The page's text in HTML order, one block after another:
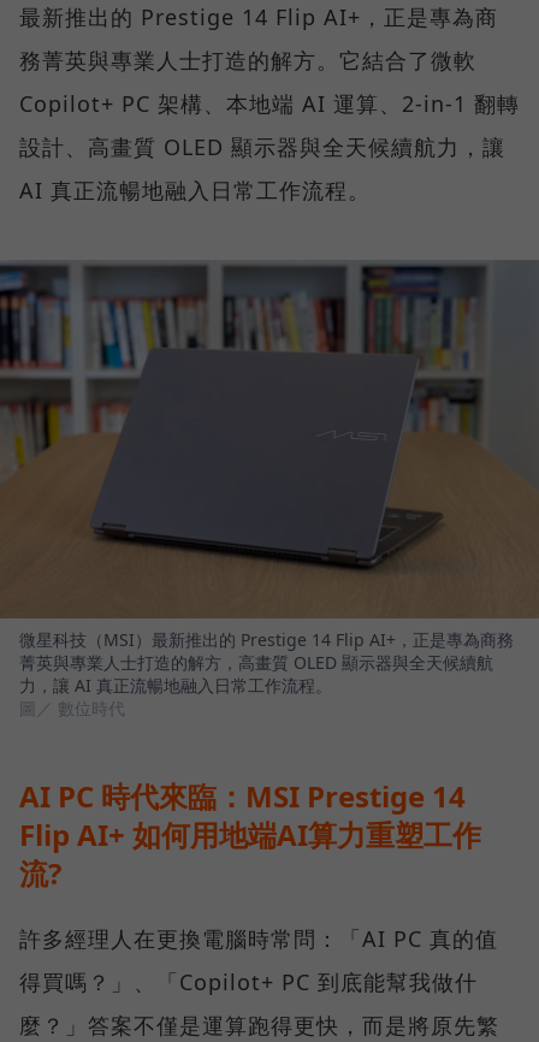
最新推出的 Prestige 14 Flip AI+，正是專為商
務菁英與專業人士打造的解方。它結合了微軟
Copilot+ PC 架構、本地端 AI 運算、2-in-1 翻轉
設計、高畫質 OLED 顯示器與全天候續航力，讓
AI 真正流暢地融入日常工作流程。
微星科技（MSI）最新推出的 Prestige 14 Flip AI+，正是專為商務
菁英與專業人士打造的解方，高畫質 OLED 顯示器與全天候續航
力，讓 AI 真正流暢地融入日常工作流程。
圖／ 數位時代
AI PC 時代來臨：MSI Prestige 14
Flip AI+ 如何用地端AI算力重塑工作
流?
許多經理人在更換電腦時常問：「AI PC 真的值
得買嗎？」、「Copilot+ PC 到底能幫我做什
麼？」答案不僅是運算跑得更快，而是將原先繁